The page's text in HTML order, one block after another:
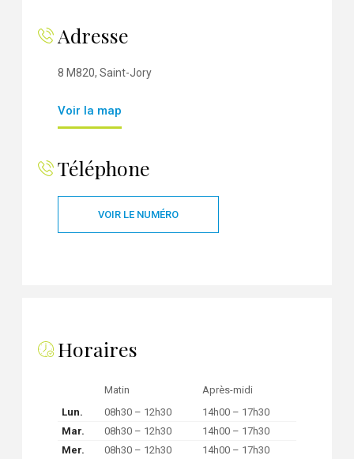
Adresse
8 M820, Saint-Jory
Voir la map
Téléphone
VOIR LE NUMÉRO
Horaires
Matin
Après-midi
Lun.
08h30 – 12h30
14h00 – 17h30
Mar.
08h30 – 12h30
14h00 – 17h30
Mer.
08h30 – 12h30
14h00 – 17h30